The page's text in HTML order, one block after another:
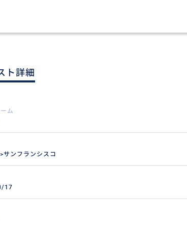
ト詳細
ム
サンフランシスコ
17